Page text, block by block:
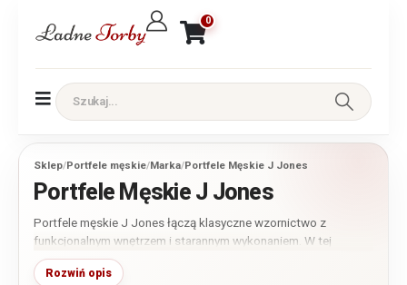
0
Sklep/Portfele męskie/Marka/Portfele Męskie J Jones
Portfele Męskie J Jones
Portfele męskie J Jones łączą klasyczne wzornictwo z
funkcjonalnym wnętrzem i starannym wykonaniem. W tej
kategorii znajdziesz przede wszystkim modele ze skóry
naturalnej w różnych rozmiarach i układach. Przed zakupem
Rozwiń opis